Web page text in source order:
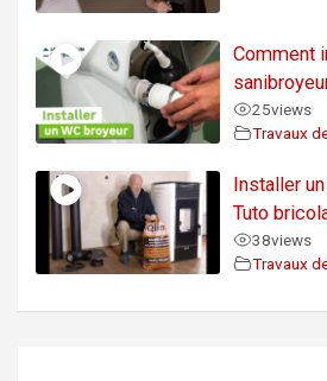
Comment
25views
Travaux
Installer
Tuto
38views
Travaux